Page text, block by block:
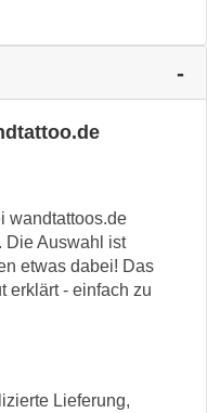
wandtattoos.de
Die Auswahl ist
etwas dabei! Das
erklärt - einfach zu
Lieferung,